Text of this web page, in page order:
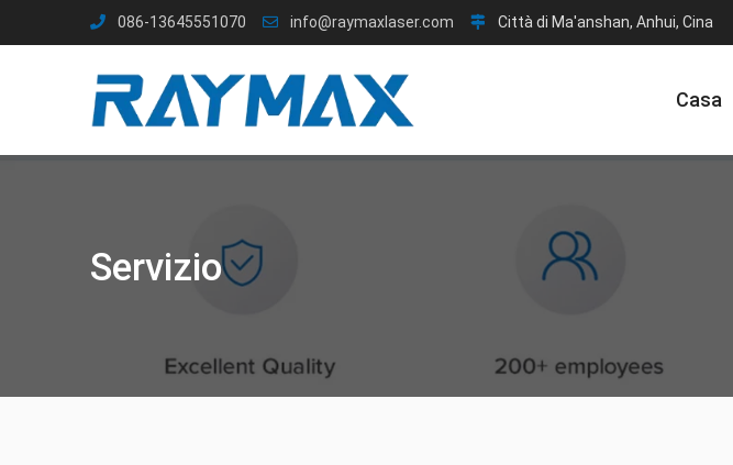
al
086-13645551070 info@raymaxlaser.com Città di Ma'anshan, Anhui, Cina
Casa
Servizio